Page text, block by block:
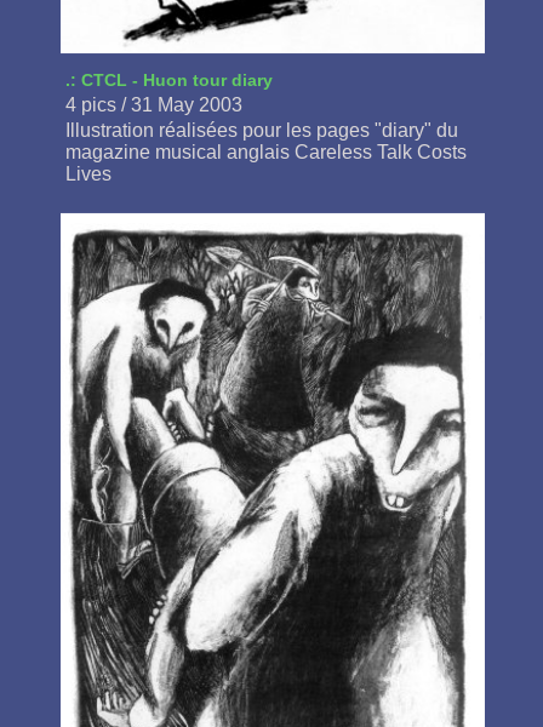
.: CTCL - Huon tour diary
4 pics / 31 May 2003
Illustration réalisées pour les pages "diary" du
magazine musical anglais Careless Talk Costs
Lives